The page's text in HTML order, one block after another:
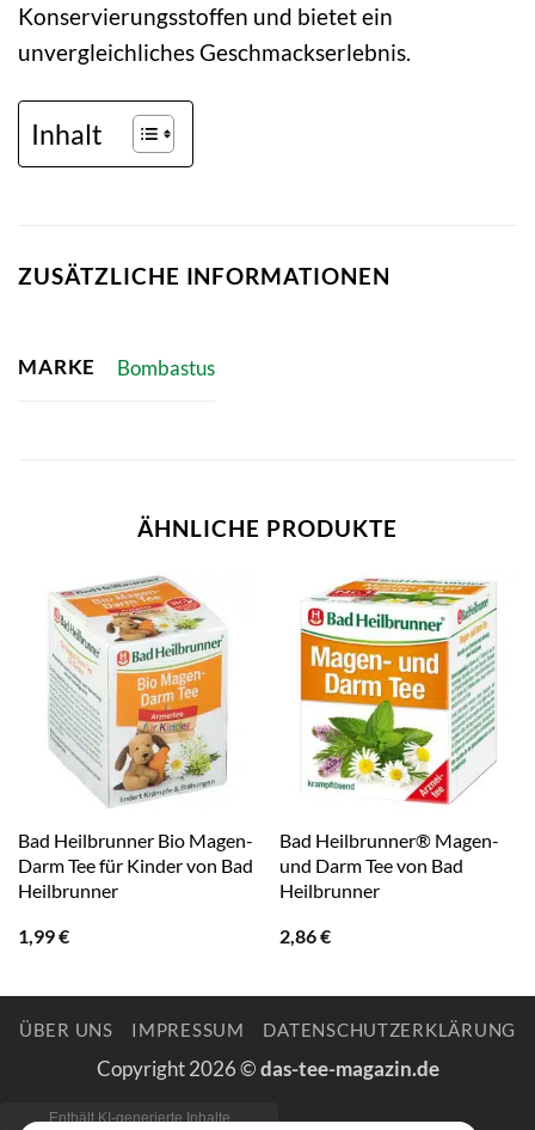
Konservierungsstoffen und bietet ein
unvergleichliches Geschmackserlebnis.
Inhalt
ZUSÄTZLICHE INFORMATIONEN
MARKE Bombastus
ÄHNLICHE PRODUKTE
Bad Heilbrunner Bio Magen-
Darm Tee für Kinder von Bad
Heilbrunner
1,99€
Bad Heilbrunner® Magen-
und Darm Tee von Bad
Heilbrunner
2,86€
ÜBER UNS IMPRESSUM DATENSCHUTZERKLÄRUNG
Copyright 2026 ©das-tee-magazin.de